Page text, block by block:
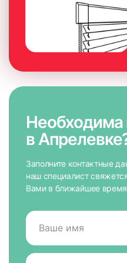
Необходима
в
Заполните контактные
наш специалист
Вами в ближайшее время